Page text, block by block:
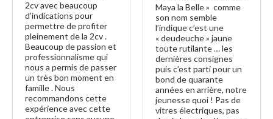
2cv avec beaucoup
d'indications pour
permettre de profiter
pleinement de la 2cv .
Beaucoup de passion et
professionnalisme qui
nous a permis de passer
un très bon moment en
famille . Nous
recommandons cette
expérience avec cette
Maya la Belle » comme
son nom semble
l’indique c’est une
« deudeuche » jaune
toute rutilante … les
dernières consignes
puis c’est parti pour un
bond de quarante
années en arrière, notre
jeunesse quoi ! Pas de
vitres électriques, pas